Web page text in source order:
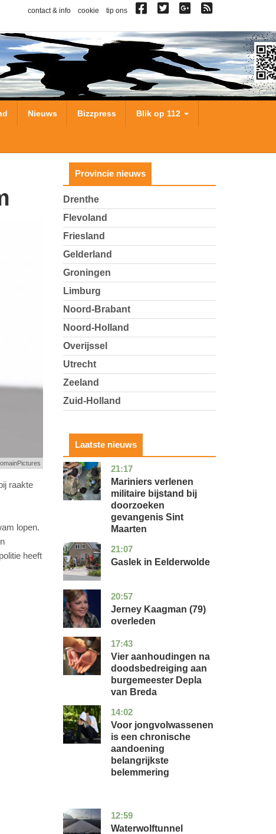
contact & info cookie tip ons
Nieuws Bizzpress Blik op 112
raakte
lopen.
heeft
Provincie nieuws
Drenthe
Flevoland
Friesland
Gelderland
Groningen
Limburg
Noord-Brabant
Noord-Holland
Overijssel
Utrecht
Zeeland
Zuid-Holland
Laatste nieuws
21:17
buitenland
Mariniers verlenen
militaire bijstand bij
doorzoeken
gevangenis Sint
Maarten
21:07
drenthe
nieuws
Gaslek in Eelderwolde
20:57
noord-
glossy
Jerney Kaagman (79)
overleden
17:43
noord-
brabant
nieuws
Vier aanhoudingen na
doodsbedreiging aan
burgemeester Depla
van Breda
14:02
utrecht
gezondheid
Voor jongvolwassenen
is een chronische
aandoening
belangrijkste
belemmering
12:59
noord-
holland
nieuws
Waterwolftunnel